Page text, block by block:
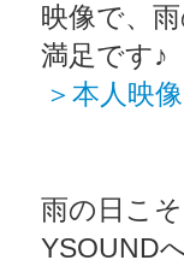
映像で、
満足です♪
＞本人映
雨の日こ
YSOUND